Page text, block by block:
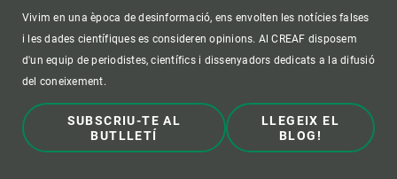
Vivim en una època de desinformació, ens envolten les notícies falses
i les dades científiques es consideren opinions. Al CREAF disposem
d'un equip de periodistes, científics i dissenyadors dedicats a la difusió
del coneixement.
SUBSCRIU-TE AL
BUTLLETÍ
LLEGEIX EL
BLOG!